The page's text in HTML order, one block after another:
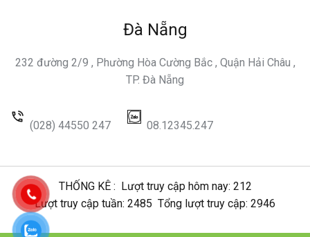
Đà Nẵng
232 đường 2/9 , Phường Hòa Cường Bắc , Quận Hải Châu ,
TP. Đà Nẵng
(028) 44550 247 08.12345.247
THỐNG KÊ :
Lượt truy cập hôm nay: 212
Lượt truy cập tuần: 2485 Tổng lượt truy cập: 2946